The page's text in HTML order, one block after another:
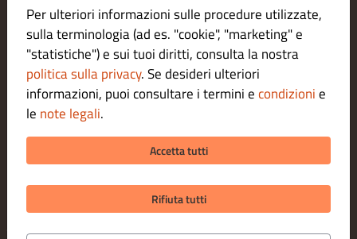
Modifica le impostazioni dei cookie
Contattaci
Informativa sulla privacy
Termini e condizioni
Legal notice
METODI DI PAGAMENTO PER LA CONSEGNA A DOMICILIO
METODI DI PAGAMENTO PER L' ASPORTO
© 2026 DAI 4 CANTONI
Per ulteriori informazioni sulle procedure utilizzate,
sulla terminologia (ad es. "cookie", "marketing" e
"statistiche") e sui tuoi diritti, consulta la nostra
politica sulla privacy. Se desideri ulteriori
informazioni, puoi consultare i termini econdizionie
le note legali.
Accetta tutti
Rifiuta tutti